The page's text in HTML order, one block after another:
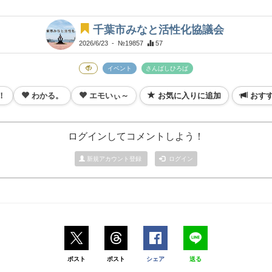
千葉市みなと活性化協議会
2026/6/23 - №19857 57
イベント さんばしひろば
わかる。 エモいぃ～ お気に入りに追加 おす
ログインしてコメントしよう！
新規アカウント登録 ログイン
ポスト ポスト シェア 送る